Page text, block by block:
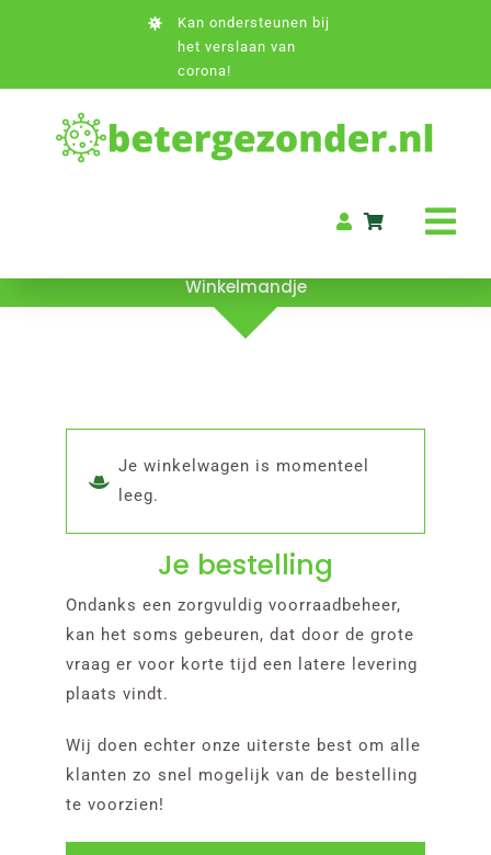
Kan ondersteunen bij
het verslaan van
corona!
Boeken
Winkelmandje
Je winkelwagen is momenteel
leeg.
Je bestelling
Ondanks een zorgvuldig voorraadbeheer,
kan het soms gebeuren, dat door de grote
vraag er voor korte tijd een latere levering
plaats vindt.
Wij doen echter onze uiterste best om alle
klanten zo snel mogelijk van de bestelling
te voorzien!